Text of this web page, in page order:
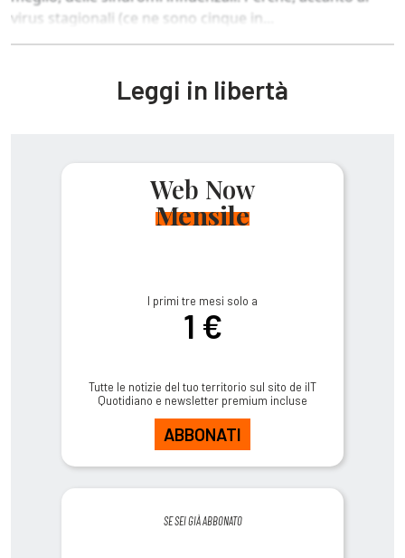
virus stagionali (ce ne sono cinque in...
Leggi in libertà
Web Now
Mensile
I primi tre mesi solo a
1 €
Tutte le notizie del tuo territorio sul sito de ilT
Quotidiano e newsletter premium incluse
ABBONATI
SE SEI GIÀ ABBONATO